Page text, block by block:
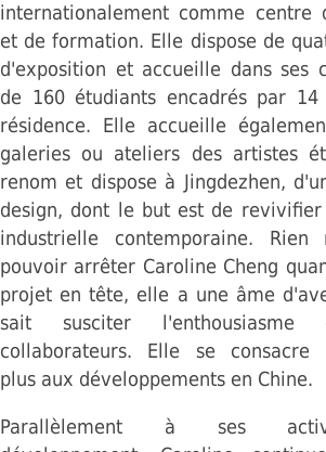
internationalement comme centre
et de formation. Elle dispose de
d'exposition et accueille dans ses
de 160 étudiants encadrés par
résidence. Elle accueille
galeries ou ateliers des artistes
renom et dispose à Jingdezhen,
design, dont le but est de
industrielle contemporaine. Rien
pouvoir arrêter Caroline Cheng
projet en tête, elle a une âme
sait susciter l'enthousiasme
collaborateurs. Elle se consacre
plus aux développements en Chine.
Parallèlement à ses